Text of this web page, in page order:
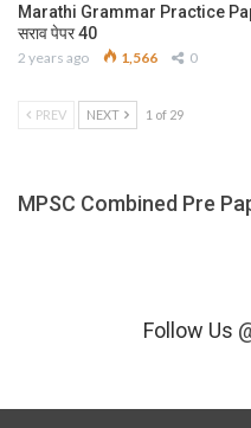
Marathi Grammar Practice
सराव पेपर 40
2 years ago 1,566 0
PREV NEXT 1 of 29
MPSC Combined Pre
Follow Us